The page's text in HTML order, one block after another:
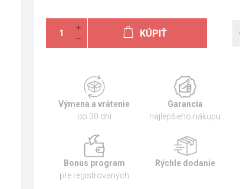
KÚPIŤ
Výmena a vrátenie
do 30 dní
Garancia
najlepšieho nákupu
Bonus program
pre registrovaných
Rýchle dodanie